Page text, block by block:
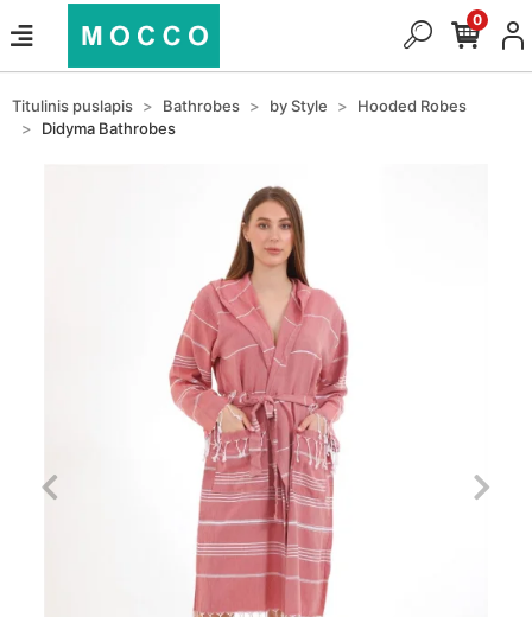
0
Titulinis puslapis Bathrobes by Style
Hooded Robes
Didyma Bathrobes